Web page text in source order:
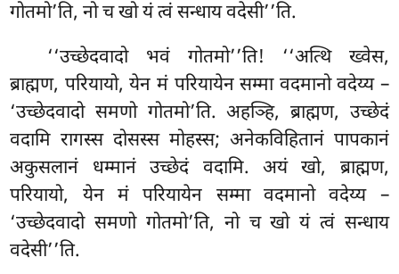
गोतमो’ति, नो च खो यं त्वं सन्धाय वदेसी’’ति.
‘‘उच्छेदवादो भवं गोतमो’’ति! ‘‘अत्थि ख्वेस,
ब्राह्मण, परियायो, येन मं परियायेन सम्मा वदमानो वदेय्य –
‘उच्छेदवादो समणो गोतमो’ति. अहञ्हि, ब्राह्मण, उच्छेदं
वदामि रागस्स दोसस्स मोहस्स; अनेकविहितानं पापकानं
अकुसलानं धम्मानं उच्छेदं वदामि. अयं खो, ब्राह्मण,
परियायो, येन मं परियायेन सम्मा वदमानो वदेय्य –
‘उच्छेदवादो समणो गोतमो’ति, नो च खो यं त्वं सन्धाय
वदेसी’’ति.